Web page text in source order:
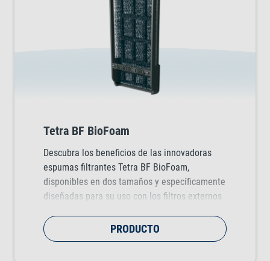
Tetra BF BioFoam
Descubra los beneficios de las innovadoras
espumas filtrantes Tetra BF BioFoam,
disponibles en dos tamaños y específicamente
diseñadas para su uso con los filtros externos
forma eficaz sustancias perjudiciales como el
amoníaco y los nitritos, lo que garantiza un
PRODUCTO